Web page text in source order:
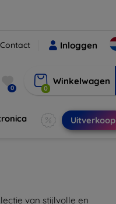
Contact Inloggen
0 0
Winkelwagen
Uitverkoop
van stijlvolle en